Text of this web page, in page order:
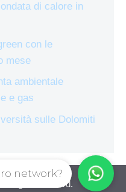
di calore in
con le
mese
ambientale
e gas
sulle Dolomiti
right reserverd.
network?